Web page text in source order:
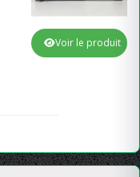
Voir le produit